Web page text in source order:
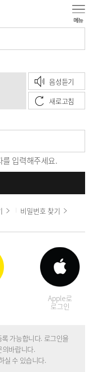
음성듣기
새로고침
입력해주세요.
비밀번호 찾기
Apple로
로그인
가능합니다. 로그인을
의바랍니다.
실 수 있습니다.